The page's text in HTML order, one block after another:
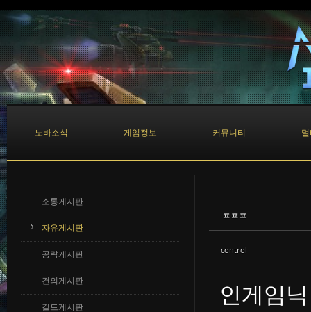
노바소식 게임정보 커뮤니티
소통게시판
자유게시판
공략게시판
건의게시판
길드게시판
ㅍㅍㅍ
control
인게임
Sketchbook5, 스케치북5
Sketchbook5, 스케치북5